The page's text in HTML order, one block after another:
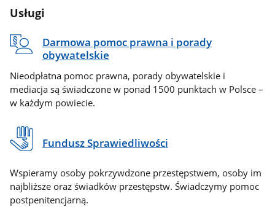
Usługi
Darmowa pomoc prawna i porady
obywatelskie
Nieodpłatna pomoc prawna, porady obywatelskie i
mediacja są świadczone w ponad 1500 punktach w Polsce –
w każdym powiecie.
Fundusz Sprawiedliwości
Wspieramy osoby pokrzywdzone przestępstwem, osoby im
najbliższe oraz świadków przestępstw. Świadczymy pomoc
postpenitencjarną.